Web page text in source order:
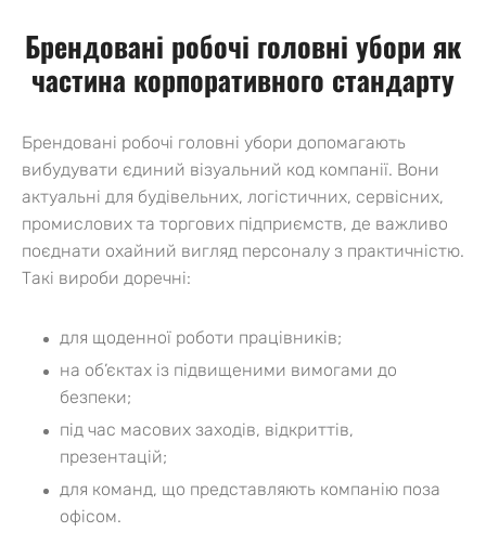
Брендовані робочі головні убори як
частина корпоративного стандарту
Брендовані робочі головні убори допомагають
вибудувати єдиний візуальний код компанії. Вони
актуальні для будівельних, логістичних, сервісних,
промислових та торгових підприємств, де важливо
поєднати охайний вигляд персоналу з практичністю.
Такі вироби доречні:
для щоденної роботи працівників;
на об’єктах із підвищеними вимогами до
безпеки;
під час масових заходів, відкриттів,
презентацій;
для команд, що представляють компанію поза
офісом.